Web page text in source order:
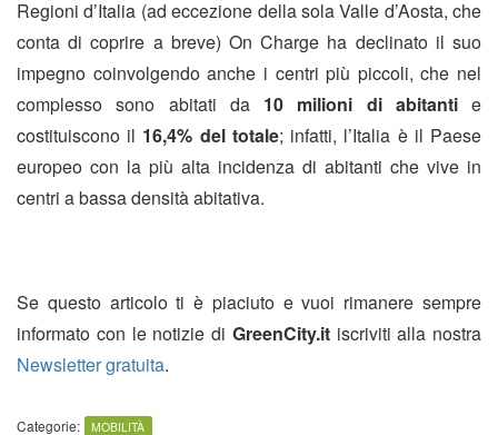
Regioni d’Italia (ad eccezione della sola Valle d’Aosta, che
conta di coprire a breve) On Charge ha declinato il suo
impegno coinvolgendo anche i centri più piccoli, che nel
complesso sono abitati da 10 milioni di abitanti e
costituiscono il 16,4% del totale; infatti, l’Italia è il Paese
europeo con la più alta incidenza di abitanti che vive in
centri a bassa densità abitativa.
Se questo articolo ti è piaciuto e vuoi rimanere sempre
informato con le notizie di GreenCity.itiscriviti alla nostra
Newsletter gratuita.
Categorie: MOBILITÀ